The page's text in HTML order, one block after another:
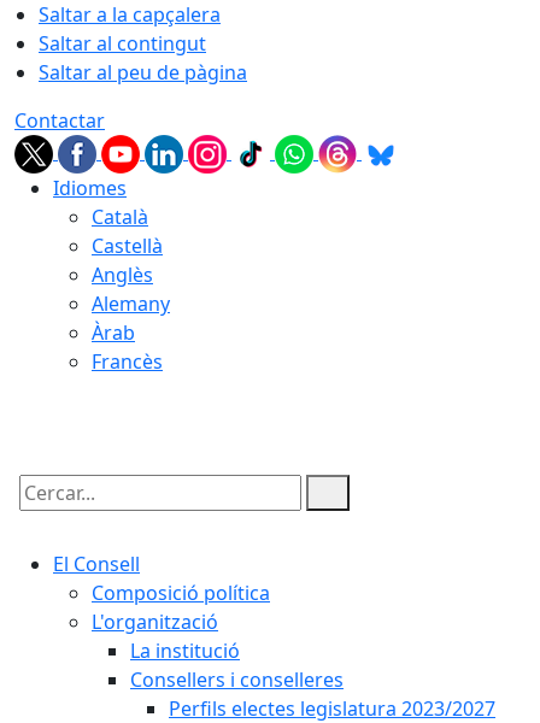
Saltar a la capçalera
Saltar al contingut
Saltar al peu de pàgina
Contactar
Idiomes
Català
Castellà
Anglès
Alemany
Àrab
Francès
Cercar:
El Consell
Composició política
L'organització
La institució
Consellers i conselleres
Perfils electes legislatura 2023/2027